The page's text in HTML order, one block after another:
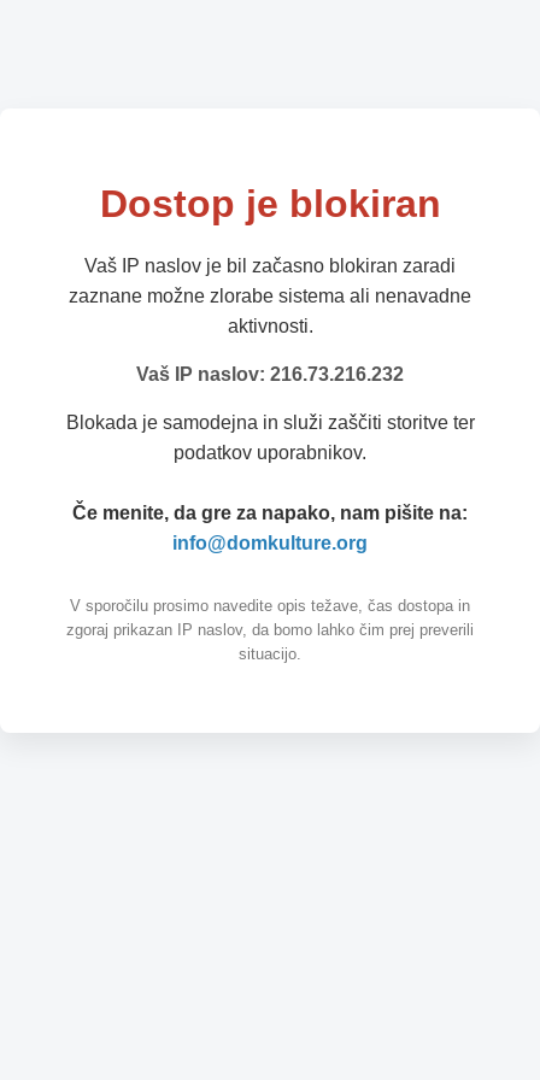
Dostop je blokiran
Vaš IP naslov je bil začasno blokiran zaradi
zaznane možne zlorabe sistema ali nenavadne
aktivnosti.
Vaš IP naslov: 216.73.216.232
Blokada je samodejna in služi zaščiti storitve ter
podatkov uporabnikov.
Če menite, da gre za napako, nam pišite na:
info@domkulture.org
V sporočilu prosimo navedite opis težave, čas dostopa in
zgoraj prikazan IP naslov, da bomo lahko čim prej preverili
situacijo.